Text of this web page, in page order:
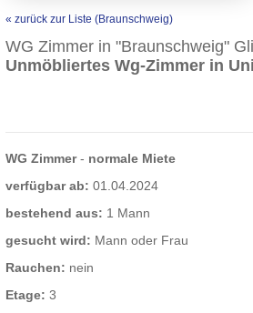
« zurück zur Liste (Braunschweig)
WG Zimmer in "Braunschweig"
Unmöbliertes Wg-Zimmer in
WG Zimmer- normale Miete
verfügbar ab: 01.04.2024
bestehend aus: 1 Mann
gesucht wird: Mann oder Frau
Rauchen: nein
Etage: 3